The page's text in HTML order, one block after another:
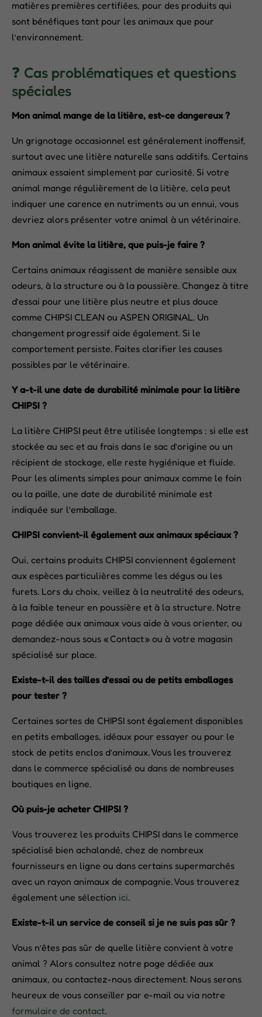
matières premières certifiées, pour des produits qui
sont bénéfiques tant pour les animaux que pour
l’environnement.
❓ Cas problématiques et questions
spéciales
Mon animal mange de la litière, est-ce dangereux ?
Un grignotage occasionnel est généralement inoffensif,
surtout avec une litière naturelle sans additifs. Certains
animaux essaient simplement par curiosité. Si votre
animal mange régulièrement de la litière, cela peut
indiquer une carence en nutriments ou un ennui, vous
devriez alors présenter votre animal à un vétérinaire.
Mon animal évite la litière, que puis-je faire ?
Certains animaux réagissent de manière sensible aux
odeurs, à la structure ou à la poussière. Changez à titre
d’essai pour une litière plus neutre et plus douce
comme CHIPSI CLEAN ou ASPEN ORIGINAL. Un
changement progressif aide également. Si le
comportement persiste. Faites clarifier les causes
possibles par le vétérinaire.
Y a-t-il une date de durabilité minimale pour la litière
CHIPSI ?
La litière CHIPSI peut être utilisée longtemps : si elle est
stockée au sec et au frais dans le sac d’origine ou un
récipient de stockage, elle reste hygiénique et fluide.
Pour les aliments simples pour animaux comme le foin
ou la paille, une date de durabilité minimale est
indiquée sur l’emballage.
CHIPSI convient-il également aux animaux spéciaux ?
Oui, certains produits CHIPSI conviennent également
aux espèces particulières comme les dégus ou les
furets. Lors du choix, veillez à la neutralité des odeurs,
à la faible teneur en poussière et à la structure. Notre
page dédiée aux animaux vous aide à vous orienter, ou
demandez-nous sous « Contact » ou à votre magasin
spécialisé sur place.
Existe-t-il des tailles d’essai ou de petits emballages
pour tester ?
Certaines sortes de CHIPSI sont également disponibles
en petits emballages, idéaux pour essayer ou pour le
stock de petits enclos d’animaux. Vous les trouverez
dans le commerce spécialisé ou dans de nombreuses
boutiques en ligne.
Où puis-je acheter CHIPSI ?
Vous trouverez les produits CHIPSI dans le commerce
spécialisé bien achalandé, chez de nombreux
fournisseurs en ligne ou dans certains supermarchés
avec un rayon animaux de compagnie. Vous trouverez
également une sélection ici.
Existe-t-il un service de conseil si je ne suis pas sûr ?
Vous n’êtes pas sûr de quelle litière convient à votre
animal ? Alors consultez notre page dédiée aux
animaux, ou contactez-nous directement. Nous serons
heureux de vous conseiller par e-mail ou via notre
formulaire de contact.